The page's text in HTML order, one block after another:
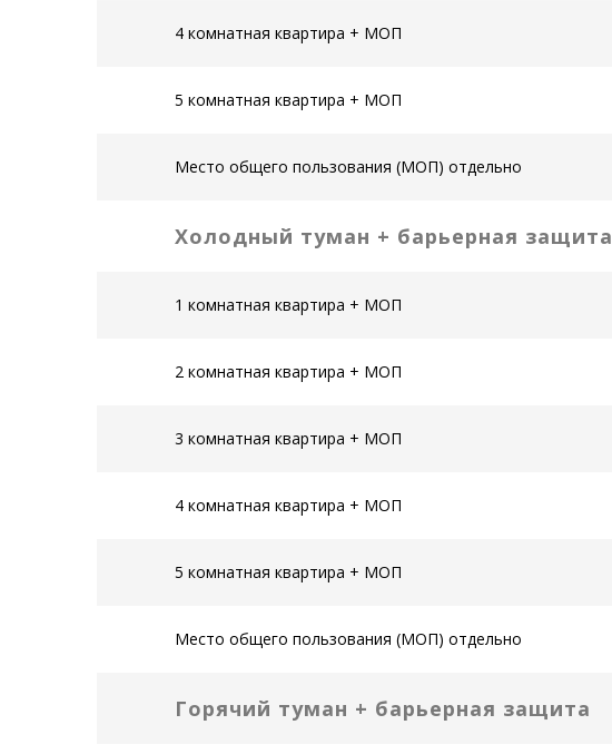
4 комнатная квартира + МОП
5 комнатная квартира + МОП
Место общего пользования (МОП) отдельно
Холодный туман + барьерная защита
1 комнатная квартира + МОП
2 комнатная квартира + МОП
3 комнатная квартира + МОП
4 комнатная квартира + МОП
5 комнатная квартира + МОП
Место общего пользования (МОП) отдельно
Горячий туман + барьерная защита